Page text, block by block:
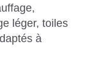
léger, toiles
à